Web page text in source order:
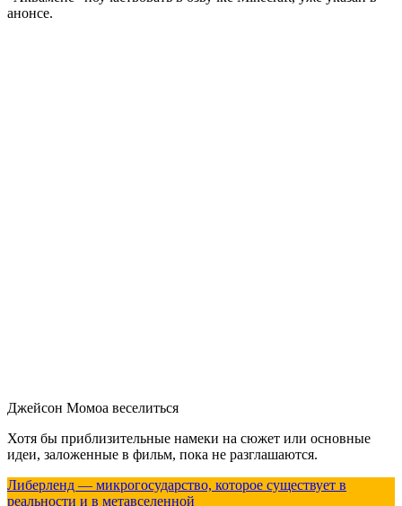
анонсе.
Джейсон Момоа веселиться
Хотя бы приблизительные намеки на сюжет или основные
идеи, заложенные в фильм, пока не разглашаются.
Либерленд — микрогосударство, которое существует в
реальности и в метавселенной